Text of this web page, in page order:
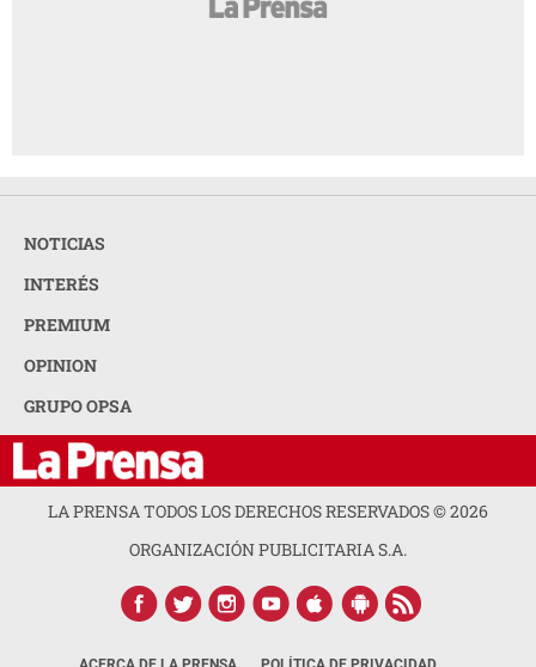
NOTICIAS
INTERÉS
PREMIUM
OPINION
GRUPO OPSA
LA PRENSA TODOS LOS DERECHOS RESERVADOS ©2026
ORGANIZACIÓN PUBLICITARIA S.A.